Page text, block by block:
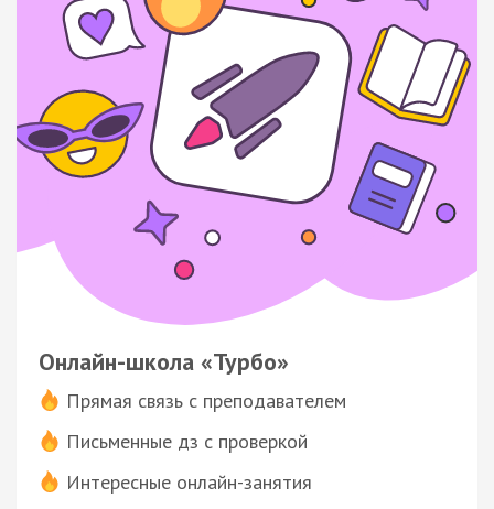
Онлайн-школа «Турбо»
Прямая связь с преподавателем
Письменные дз с проверкой
Интересные онлайн-занятия